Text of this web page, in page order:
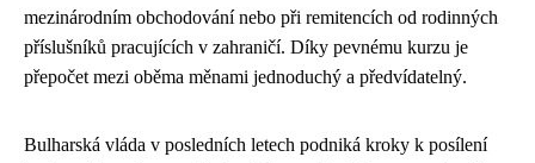
mezinárodním obchodování nebo při remitencích od rodinných
příslušníků pracujících v zahraničí. Díky pevnému kurzu je
přepočet mezi oběma měnami jednoduchý a předvídatelný.
Bulharská vláda v posledních letech podniká kroky k posílení